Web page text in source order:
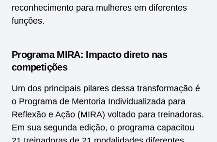
reconhecimento para mulheres em diferentes
funções.
Programa MIRA: Impacto direto nas
competições
Um dos principais pilares dessa transformação é
o Programa de Mentoria Individualizada para
Reflexão e Ação (MIRA) voltado para treinadoras.
Em sua segunda edição, o programa capacitou